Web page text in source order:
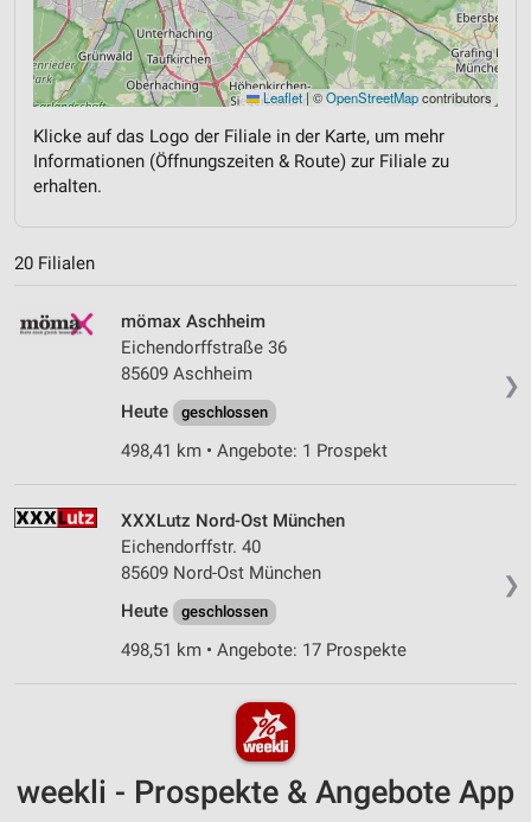
Leaflet| ©OpenStreetMapcontributors
Klicke auf das Logo der Filiale in der Karte, um mehr
Informationen (Öffnungszeiten & Route) zur Filiale zu
erhalten.
20 Filialen
❯
mömax Aschheim
Eichendorffstraße 36
85609 Aschheim
Heute
geschlossen
498,41 km • Angebote: 1 Prospekt
❯
XXXLutz Nord-Ost München
Eichendorffstr. 40
85609 Nord-Ost München
Heute
geschlossen
498,51 km • Angebote: 17 Prospekte
weekli - Prospekte & Angebote App